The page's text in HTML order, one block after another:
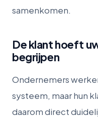
samenkomen.
De klant hoeft
begrijpen
Ondernemers
systeem, maar hun
daarom direct